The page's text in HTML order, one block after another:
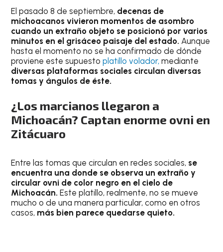
El pasado 8 de septiembre, decenas de
michoacanos vivieron momentos de asombro
cuando un extraño objeto se posicionó por varios
minutos en el grisáceo paisaje del estado. Aunque
hasta el momento no se ha confirmado de dónde
proviene este supuestoplatillo volador, mediante
diversas plataformas sociales circulan diversas
tomas y ángulos de éste.
¿Los marcianos llegaron a
Michoacán? Captan enorme ovni en
Zitácuaro
Entre las tomas que circulan en redes sociales, se
encuentra una donde se observa un extraño y
circular ovni de color negro en el cielo de
Michoacán.Este platillo, realmente, no se mueve
mucho o de una manera particular, como en otros
casos, más bien parece quedarse quieto.